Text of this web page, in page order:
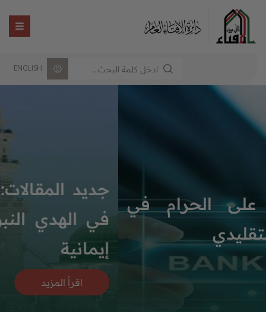
ENGLISH
جديد المقالات: نماذج من التخيير
في الهدي النبوي: مقاصد تربوية
إيمانية